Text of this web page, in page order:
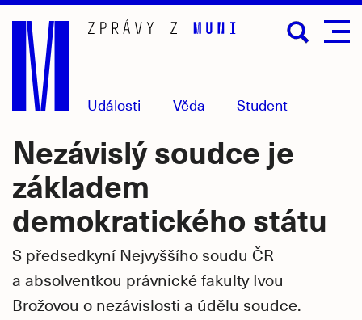
Přejít
hlavní
obsah
Události Věda Student
Nezávislý soudce je
základem
demokratického státu
S předsedkyní Nejvyššího soudu ČR
a absolventkou právnické fakulty Ivou
Brožovou o nezávislosti a údělu soudce.